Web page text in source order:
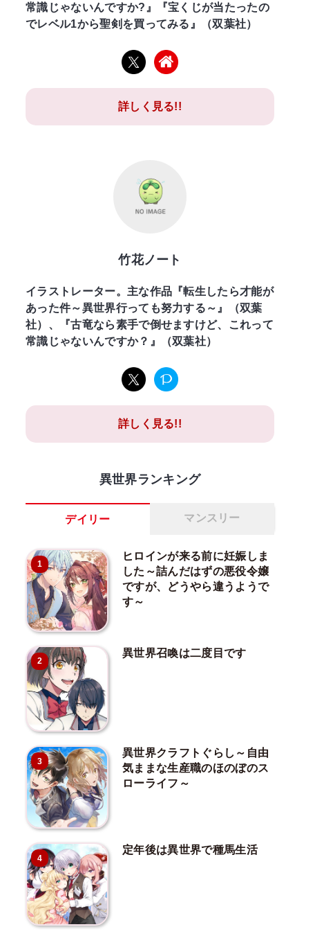
常識じゃないんですか?』『宝くじが当たったの
でレベル1から聖剣を買ってみる』（双葉社）
詳しく見る!!
竹花ノート
イラストレーター。主な作品『転生したら才能が
あった件～異世界行っても努力する～』（双葉
社）、『古竜なら素手で倒せますけど、これって
常識じゃないんですか？』（双葉社）
詳しく見る!!
異世界ランキング
デイリー マンスリー
1
ヒロインが来る前に妊娠しま
した～詰んだはずの悪役令嬢
ですが、どうやら違うようで
す～
2
異世界召喚は二度目です
3
異世界クラフトぐらし～自由
気ままな生産職のほのぼのス
ローライフ～
4
定年後は異世界で種馬生活